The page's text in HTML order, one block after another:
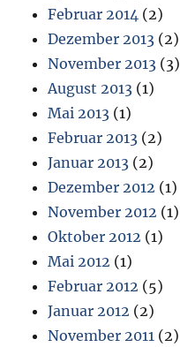
Februar 2014 (2)
Dezember 2013 (2)
November 2013 (3)
August 2013 (1)
Mai 2013 (1)
Februar 2013 (2)
Januar 2013 (2)
Dezember 2012 (1)
November 2012 (1)
Oktober 2012 (1)
Mai 2012 (1)
Februar 2012 (5)
Januar 2012 (2)
November 2011 (2)